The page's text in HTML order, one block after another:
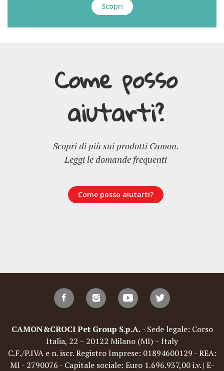
Scopri
Come posso
aiutarti?
Scopri di più sui prodotti Camon.
Leggi le domande frequenti
Come posso aiutarti?
CAMON&CROCI Pet Group S.p.A.- Sede legale: Corso
Italia, 22 – 20122 Milano (MI) – Italy
C.F./P.IVA e n. iscr. Registro Imprese: 01894600129 - REA:
MI - 2790076 - Capitale sociale: Euro 1.696.937,00 i.v. | E-